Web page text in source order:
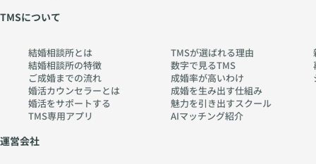
TMSについて
結婚相談所とは
結婚相談所の特徴
ご成婚までの流れ
婚活カウンセラーとは
婚活をサポートする
TMS専用アプリ
TMSが選ばれる理由
数字で見るTMS
成婚率が高いわけ
成婚を生み出す仕組み
魅力を引き出すスクール
AIマッチング紹介
運営会社